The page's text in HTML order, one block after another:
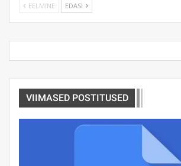
EELMINE EDASI
VIIMASED POSTITUSED